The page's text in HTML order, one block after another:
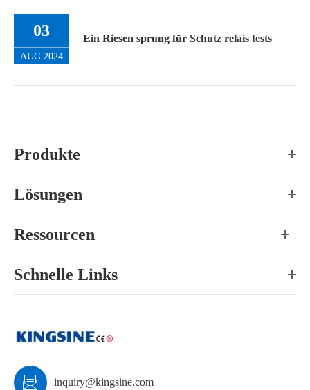
03
AUG 2024
Ein Riesen sprung für Schutz relais tests
Produkte
Lösungen
Ressourcen
Schnelle Links
 inquiry@kingsine.com